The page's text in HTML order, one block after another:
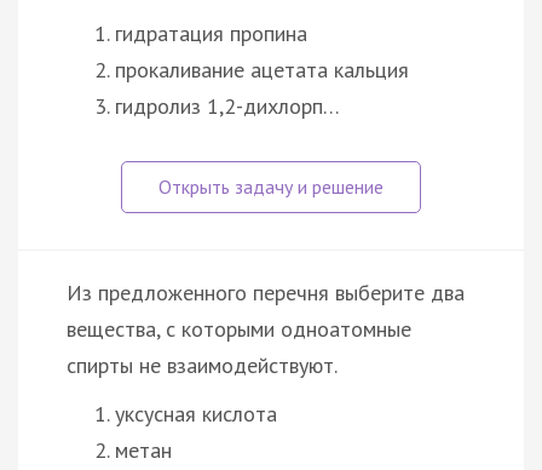
гидратация пропина
прокаливание ацетата кальция
гидролиз 1,2-дихлорп…
Из предложенного перечня выберите два
вещества, с которыми одноатомные
спирты не взаимодействуют.
уксусная кислота
метан